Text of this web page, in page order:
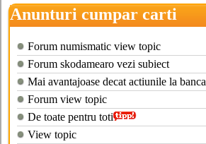
Anunturi cumpar carti
Forum numismatic view topic
Forum skodamearo vezi subiect
Mai avantajoase decat actiunile la banca
Forum view topic
De toate pentru toti
View topic